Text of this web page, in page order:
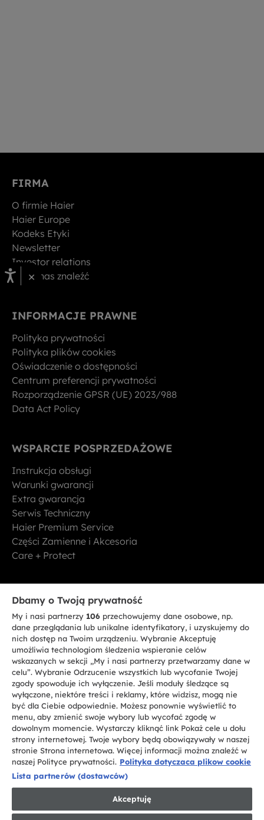
FIRMA
O firmie Haier
Haier Europe
Kodeks Etyki
Newsletter
Investor relations
Gdzie nas znaleźć
INFORMACJE PRAWNE
Polityka prywatności
Polityka plików cookies
Oświadczenie o dostępności
Centrum preferencji prywatności
Rozporządzenie GPSR (UE) 2023/988
Data Act Policy
WSPARCIE POSPRZEDAŻOWE
Instrukcja obsługi
Warunki gwarancji
Extra gwarancja
Serwis Techniczny
Haier Premium Service
Części Zamienne i Akcesoria
Care + Protect
Bądź w kontakcie
ZAREJESTRUJ SIĘ TERAZ
CANDY HOOVER GROUP S.r.I. - jednoosobowa sp. z.o.o. - SIEDZIBA
STATUTOWA: Via Comolli, 57 - 20861 Brugherio (MB) - Włochy -
SIEDZIBY ADMINISTRACYJNE: Via Privata Eden Fumagalli bez
nadanego numeru - 20861 Brugherio (MB) i Via Trento nr 20/A-22 - 20871
Vimercate (MB) - Włochy - Tel.: +39.039.2086.1 - Faks: +39.039.2086.237 -
Kapitał zakładowy 35.000.000,00 € wpłacony w całości - Kod identyfikacji
podatkowej i nr wpisu do Rejestru przedsiębiorstw dla rejonu Mediolan-
Monza-Brianza-Lodi 04666310158 - NIP 00786860965 - Numer wpisu do
Repertorium Ekonomiczno - Administracyjnego REA: MB-1033934 -
Candy S.p.A.
PL / Polski
×
Dbamy o Twoją prywatność
My i nasi partnerzy 106 przechowujemy dane osobowe, np.
dane przeglądania lub unikalne identyfikatory, i uzyskujemy do
nich dostęp na Twoim urządzeniu. Wybranie Akceptuję
umożliwia technologiom śledzenia wspieranie celów
wskazanych w sekcji „My i nasi partnerzy przetwarzamy dane w
celu”. Wybranie Odrzucenie wszystkich lub wycofanie Twojej
zgody spowoduje ich wyłączenie. Jeśli moduły śledzące są
wyłączone, niektóre treści i reklamy, które widzisz, mogą nie
być dla Ciebie odpowiednie. Możesz ponownie wyświetlić to
menu, aby zmienić swoje wybory lub wycofać zgodę w
dowolnym momencie. Wystarczy kliknąć link Pokaż cele u dołu
strony internetowej. Twoje wybory będą obowiązywały w naszej
stronie Strona internetowa. Więcej informacji można znaleźć w
naszej Polityce prywatności. Polityka dotyczaca plikow cookie
Lista partnerów (dostawców)
Akceptuję